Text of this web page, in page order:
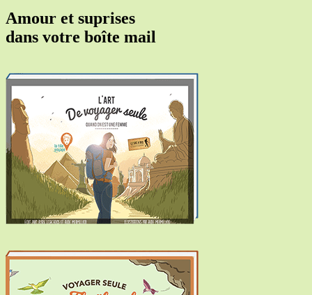
Amour et suprises
dans votre boîte mail